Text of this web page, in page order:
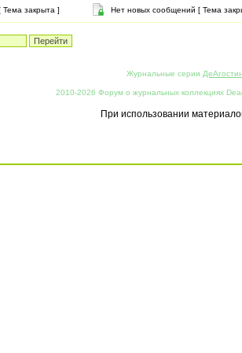
закрыта ] Нет новых сообщений [ Тема
Журнальные серии
2010-2026 Форум о журнальных коллекциях
При использовании